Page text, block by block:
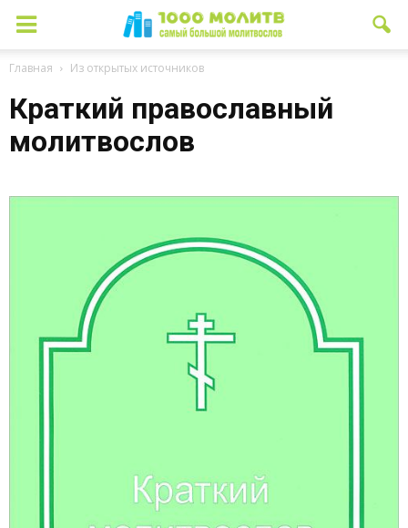
Главная Из открытых источников
Краткий православный
молитвослов